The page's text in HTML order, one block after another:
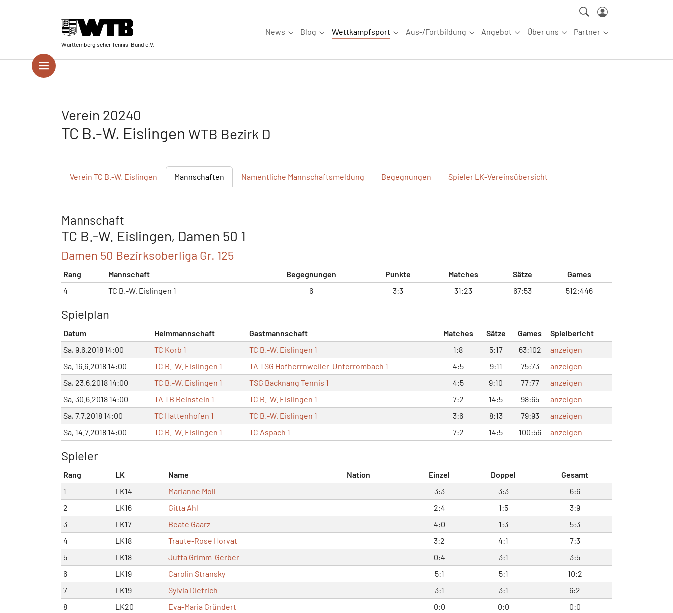
Württembergischer Tennis-Bund e.V.
News
Submenu for "News"
Blog
Submenu for "Blog"
Wettkampfsport
Submenu for "Wettkampfsport"
Aus-/Fortbildung
Submenu for "Aus-/Fortbildung"
Angebot
Submenu for "Angebot"
Über uns
Submenu for "Über uns"
Partner
Submenu for
Verein 20240
TC B.-W. Eislingen WTB Bezirk D
Verein TC B.-W. Eislingen Mannschaften Namentliche Mannschaftsmeldung Begegnungen Spieler LK-Vereinsübersicht
Mannschaft
TC B.-W. Eislingen, Damen 50 1
Damen 50 Bezirksoberliga Gr. 125
Rang Mannschaft Begegnungen Punkte Matches Sätze
Games
4
TC B.-W. Eislingen 1 6 3:3 31:23 67:53 512:446
Spielplan
Datum Heimmannschaft Gastmannschaft Matches Sätze Games
Spielbericht
Sa, 9.6.2018 14:00
TC Korb 1 TC B.-W. Eislingen 1 1:8 5:17 63:102
anzeigen
Sa, 16.6.2018 14:00
TC B.-W. Eislingen 1 TA TSG Hofherrnweiler-Unterrombach 1 4:5 9:11 75:73
anzeigen
Sa, 23.6.2018 14:00
TC B.-W. Eislingen 1 TSG Backnang Tennis 1 4:5 9:10 77:77
anzeigen
Sa, 30.6.2018 14:00
TA TB Beinstein 1 TC B.-W. Eislingen 1 7:2 14:5 98:65
anzeigen
Sa, 7.7.2018 14:00
TC Hattenhofen 1 TC B.-W. Eislingen 1 3:6 8:13 79:93
anzeigen
Sa, 14.7.2018 14:00
TC B.-W. Eislingen 1 TC Aspach 1 7:2 14:5 100:56 anzeigen
Spieler
Rang LK Name Nation Einzel Doppel
Gesamt
1
LK14 Marianne Moll 3:3 3:3
6:6
2
LK16 Gitta Ahl 2:4 1:5
3:9
3
LK17 Beate Gaarz 4:0 1:3
5:3
4
LK18 Traute-Rose Horvat 3:2 4:1
7:3
5
LK18 Jutta Grimm-Gerber 0:4 3:1
3:5
6
LK19 Carolin Stransky 5:1 5:1
10:2
7
LK19 Sylvia Dietrich 3:1 3:1
6:2
8
LK20 Eva-Maria Gründert 0:0 0:0
0:0